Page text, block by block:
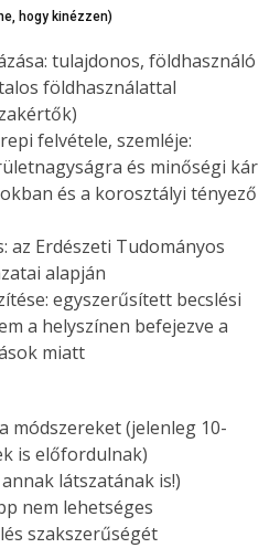
hogy kinézzen)
tulajdonos, földhasználó
földhasználattal
felvétele, szemléje:
és minőségi kár
és a korosztályi tényező
az Erdészeti Tudományos
alapján
egyszerűsített becslési
a helyszínen befejezve a
miatt
módszereket (jelenleg 10-
is előfordulnak)
látszatának is!)
nem lehetséges
szakszerűségét